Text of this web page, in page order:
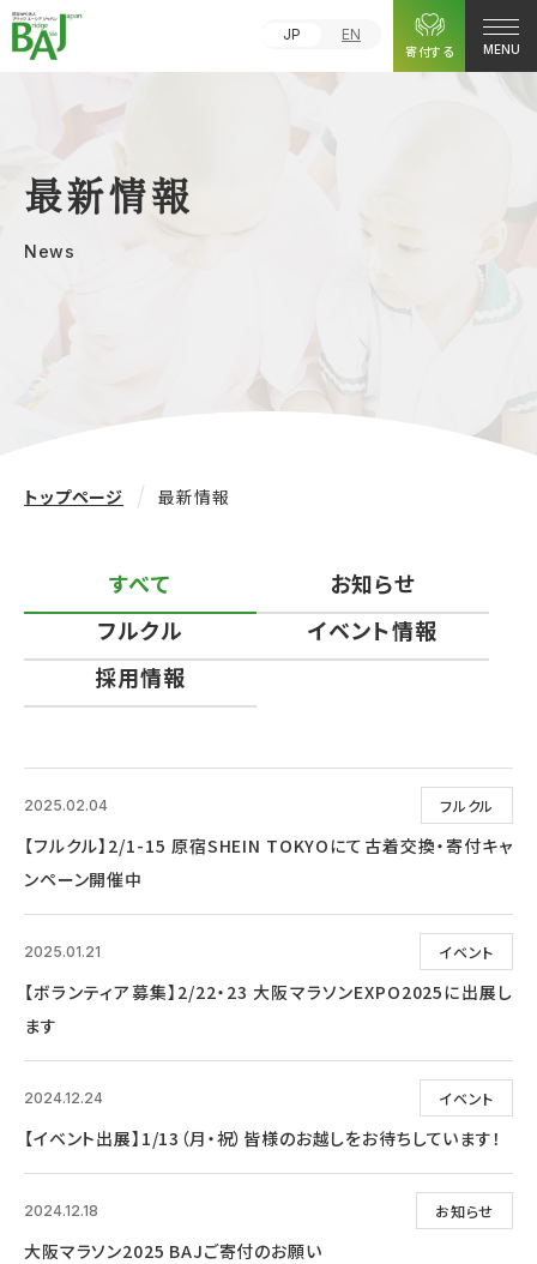
JP
EN
寄付する
MENU
最新情報
News
トップページ 最新情報
すべて
お知らせ
フルクル
イベント情報
採用情報
フルクル
2025.02.04
【フルクル】2/1-15 原宿SHEIN TOKYOにて古着交換・寄付キャ
ンペーン開催中
イベント
2025.01.21
【ボランティア募集】2/22・23 大阪マラソンEXPO2025に出展し
ます
イベント
2024.12.24
【イベント出展】1/13（月・祝）皆様のお越しをお待ちしています！
お知らせ
2024.12.18
大阪マラソン2025 BAJご寄付のお願い